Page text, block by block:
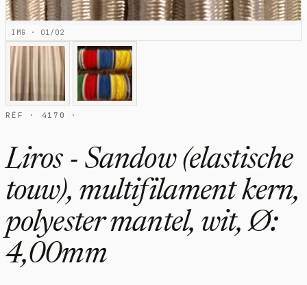
IMG · 01/02
RÉF · 4170 ·
Liros - Sandow (elastische
touw), multifilament kern,
polyester mantel, wit, Ø:
4,00mm